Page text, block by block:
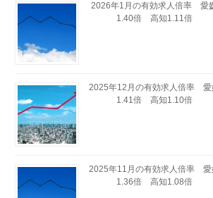
2026年1月の有効求人倍率 愛
1.40倍 高知1.11倍
2025年12月の有効求人倍率 愛
1.41倍 高知1.10倍
2025年11月の有効求人倍率 愛
1.36倍 高知1.08倍